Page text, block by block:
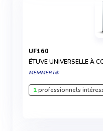
UF160
ÉTUVE UNIVERSELLE À
MEMMERT®
1professionnels